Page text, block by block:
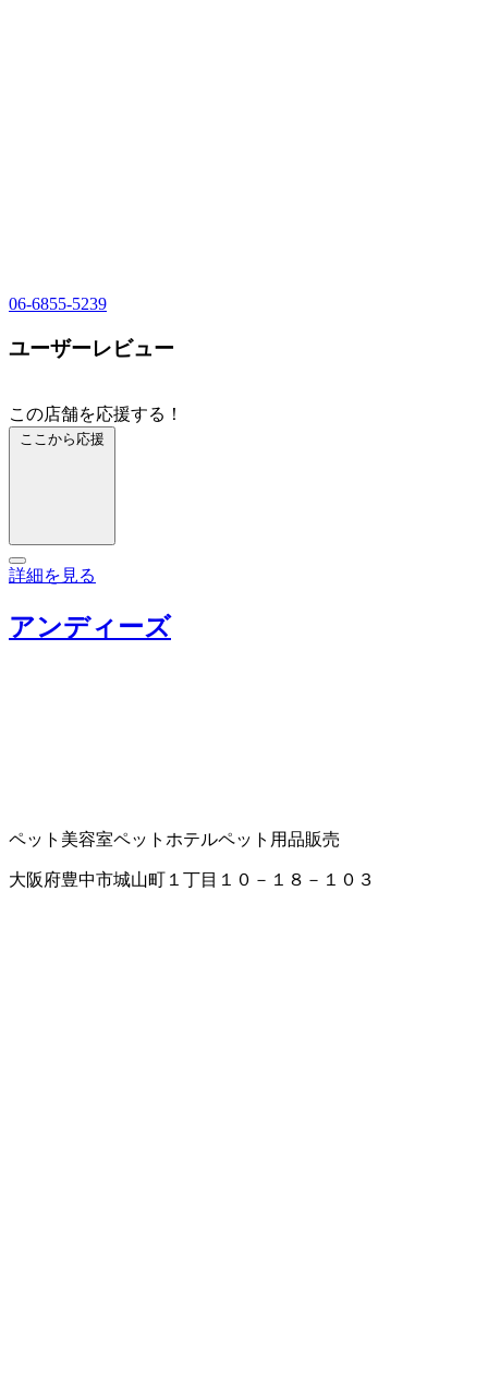
06-6855-5239
ユーザーレビュー
この店舗を応援する！
ここから応援
詳細を見る
アンディーズ
ペット美容室ペットホテルペット用品販売
大阪府豊中市城山町１丁目１０－１８－１０３